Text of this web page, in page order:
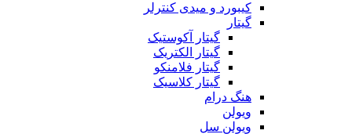
کیبورد و میدی کنترلر
گیتار
گیتار آکوستیک
گیتار الکتریک
گیتار فلامنکو
گیتار کلاسیک
هنگ درام
ویولن
ویولن سل